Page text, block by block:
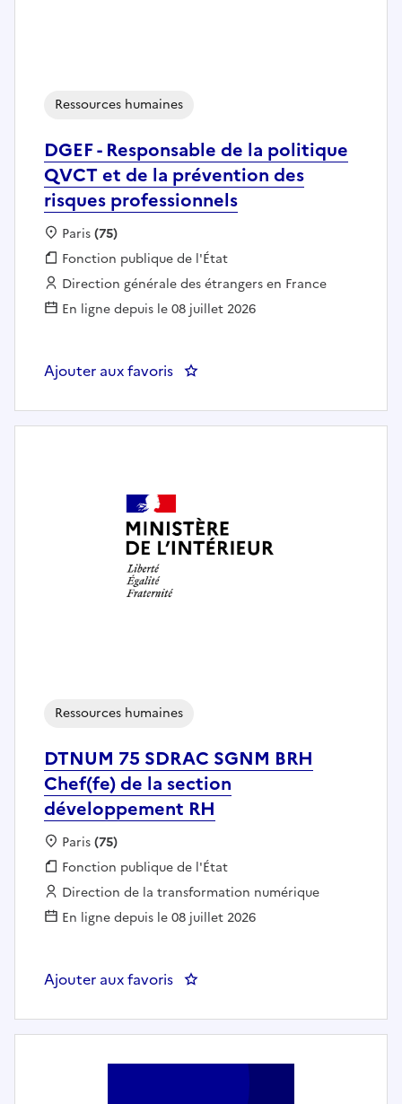
DGEF - Responsable de la politique
QVCT et de la prévention des
risques professionnels
Ressources humaines
Localisation :
Paris(75)
Fonction publique :
Fonction publique de l'État
Employeur :
Direction générale des étrangers en France
En ligne depuis le 08 juillet 2026
Ajouter aux favoris : DGEF - Responsable de la
DTNUM 75 SDRAC SGNM BRH
Chef(fe) de la section
développement RH
Ressources humaines
Localisation :
Paris(75)
Fonction publique :
Fonction publique de l'État
Employeur :
Direction de la transformation numérique
En ligne depuis le 08 juillet 2026
Ajouter aux favoris : DTNUM 75 SDRAC SGNM